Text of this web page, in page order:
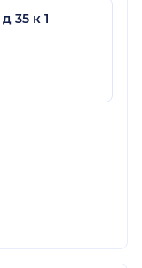
35 к 1